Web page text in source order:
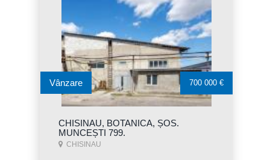
CHISINAU, BOTANICA, ȘOS.
MUNCEȘTI 799.
CHISINAU
Vânzare 700 000 €